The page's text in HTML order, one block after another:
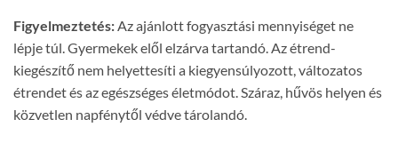
Figyelmeztetés: Az ajánlott fogyasztási mennyiséget ne
lépje túl. Gyermekek elől elzárva tartandó. Az étrend-
kiegészítő nem helyettesíti a kiegyensúlyozott, változatos
étrendet és az egészséges életmódot. Száraz, hűvös helyen és
közvetlen napfénytől védve tárolandó.